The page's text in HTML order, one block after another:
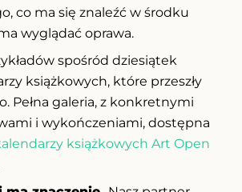
co ma się znaleźć w środku
wyglądać oprawa.
spośród dziesiątek
książkowych, które przeszły
Pełna galeria, z konkretnymi
i wykończeniami, dostępna
książkowych Art Open